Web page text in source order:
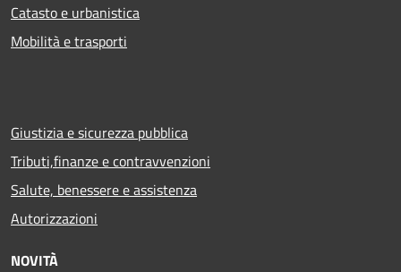
Catasto e urbanistica
Mobilità e trasporti
Giustizia e sicurezza pubblica
Tributi,finanze e contravvenzioni
Salute, benessere e assistenza
Autorizzazioni
NOVITÀ